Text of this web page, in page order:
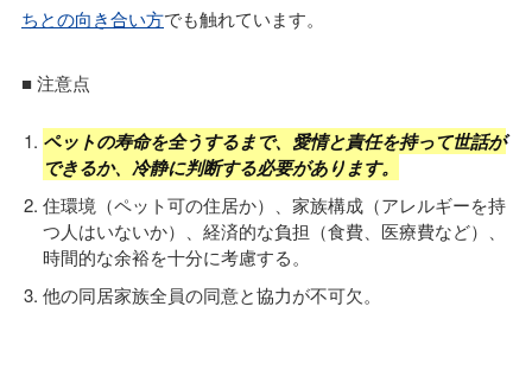
ちとの向き合い方でも触れています。
■ 注意点
ペットの寿命を全うするまで、愛情と責任を持って世話が
できるか、冷静に判断する必要があります。
住環境（ペット可の住居か）、家族構成（アレルギーを持
つ人はいないか）、経済的な負担（食費、医療費など）、
時間的な余裕を十分に考慮する。
他の同居家族全員の同意と協力が不可欠。